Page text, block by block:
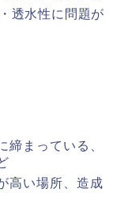
透水性に問題が
締まっている、
高い場所、造成